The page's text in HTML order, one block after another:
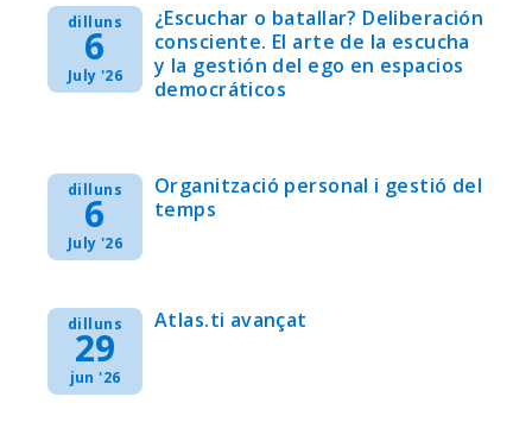
dilluns
6
July '26
¿Escuchar o batallar? Deliberación
consciente. El arte de la escucha
y la gestión del ego en espacios
democráticos
dilluns
6
July '26
Organització personal i gestió del
temps
dilluns
29
jun '26
Atlas.ti avançat